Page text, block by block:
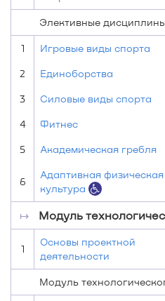
Элективные
1 Игровые виды спорта
2 Единоборства
3 Силовые виды спорта
4 Фитнес
5 Академическая гребля
6
Адаптивная физическая
культура
↦ Модуль
1
Основы проектной
деятельности
Модуль